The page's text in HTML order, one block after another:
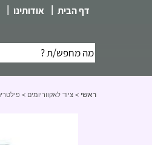
דף הבית | אודותינו |
ראשי > ציוד לאקווריומים >